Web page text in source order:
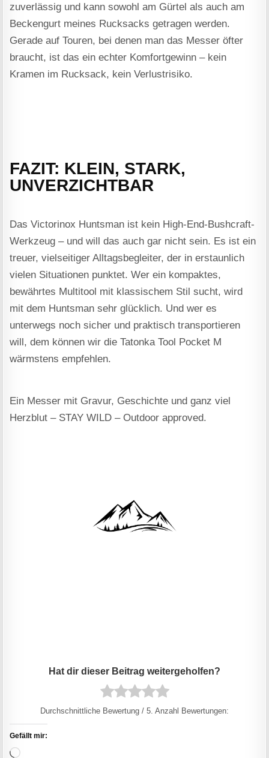
zuverlässig und kann sowohl am Gürtel als auch am
Beckengurt meines Rucksacks getragen werden.
Gerade auf Touren, bei denen man das Messer öfter
braucht, ist das ein echter Komfortgewinn – kein
Kramen im Rucksack, kein Verlustrisiko.
FAZIT: KLEIN, STARK,
UNVERZICHTBAR
Das Victorinox Huntsman ist kein High-End-Bushcraft-
Werkzeug – und will das auch gar nicht sein. Es ist ein
treuer, vielseitiger Alltagsbegleiter, der in erstaunlich
vielen Situationen punktet. Wer ein kompaktes,
bewährtes Multitool mit klassischem Stil sucht, wird
mit dem Huntsman sehr glücklich. Und wer es
unterwegs noch sicher und praktisch transportieren
will, dem können wir die Tatonka Tool Pocket M
wärmstens empfehlen.
Ein Messer mit Gravur, Geschichte und ganz viel
Herzblut – STAY WILD – Outdoor approved.
Durchschnittliche Bewertung / 5. Anzahl Bewertungen:
Gefällt mir:
Wird geladen …